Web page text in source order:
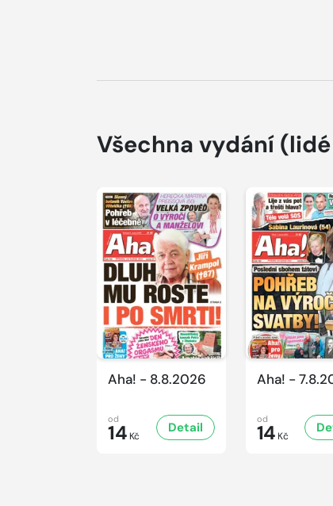
Všechna vydání
Aha! - 8.8.2026
od
14 Kč
Detail
Aha! -
od
14 Kč